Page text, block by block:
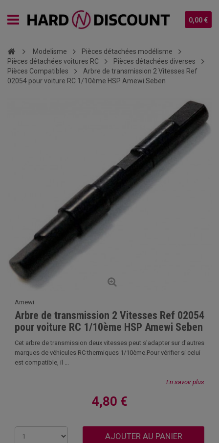
0,00 €
Modelisme
Pièces détachées modélisme
Pièces détachées voitures RC
Pièces détachées diverses
Pièces Compatibles
Arbre de transmission 2 Vitesses Ref
02054 pour voiture RC 1/10ème HSP Amewi Seben
Amewi
Arbre de transmission 2 Vitesses Ref 02054
pour voiture RC 1/10ème HSP Amewi Seben
Cet arbre de transmission deux vitesses peut s'adapter sur d'autres
marques de véhicules RC thermiques 1/10ème.Pour vérifier si celui
est compatible, il ...
En savoir plus
4,80 €
AJOUTER AU PANIER